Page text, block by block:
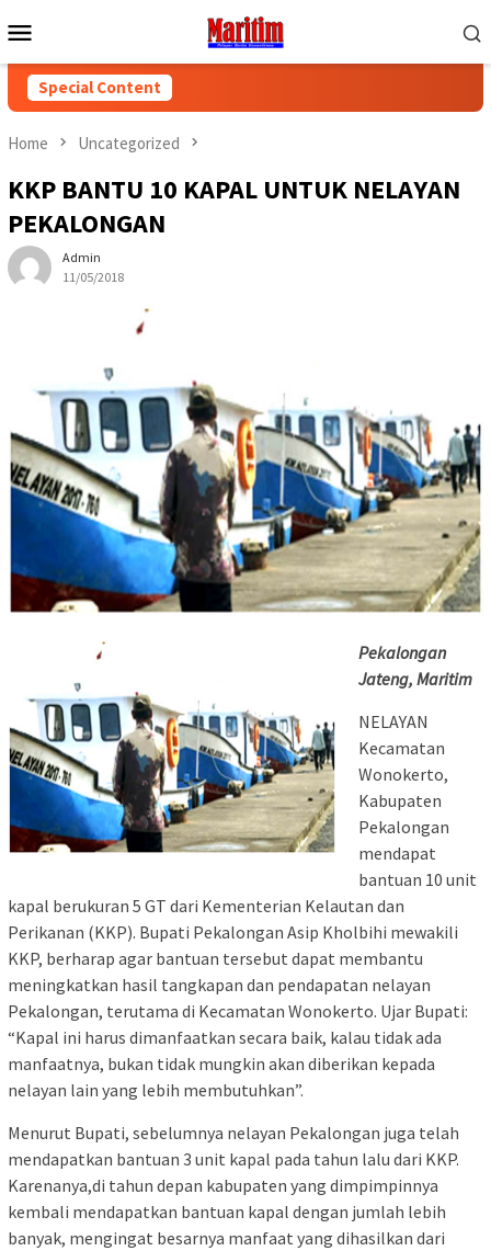
to
Menu
Special Content
Home Uncategorized
KKP BANTU 10 KAPAL UNTUK NELAYAN
PEKALONGAN
Admin
11/05/2018
Pekalongan
Jateng, Maritim
NELAYAN
Kecamatan
Wonokerto,
Kabupaten
Pekalongan
mendapat
bantuan 10 unit
kapal berukuran 5 GT dari Kementerian Kelautan dan
Perikanan (KKP). Bupati Pekalongan Asip Kholbihi mewakili
KKP, berharap agar bantuan tersebut dapat membantu
meningkatkan hasil tangkapan dan pendapatan nelayan
Pekalongan, terutama di Kecamatan Wonokerto. Ujar Bupati:
“Kapal ini harus dimanfaatkan secara baik, kalau tidak ada
manfaatnya, bukan tidak mungkin akan diberikan kepada
nelayan lain yang lebih membutuhkan”.
Menurut Bupati, sebelumnya nelayan Pekalongan juga telah
mendapatkan bantuan 3 unit kapal pada tahun lalu dari KKP.
Karenanya,di tahun depan kabupaten yang dimpimpinnya
kembali mendapatkan bantuan kapal dengan jumlah lebih
banyak, mengingat besarnya manfaat yang dihasilkan dari